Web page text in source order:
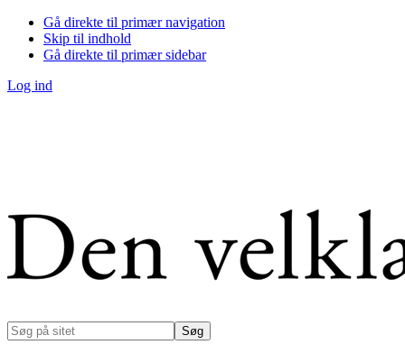
Gå direkte til primær navigation
Skip til indhold
Gå direkte til primær sidebar
Log ind
Søg
på